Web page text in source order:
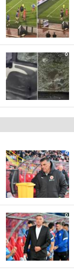
0
0
0